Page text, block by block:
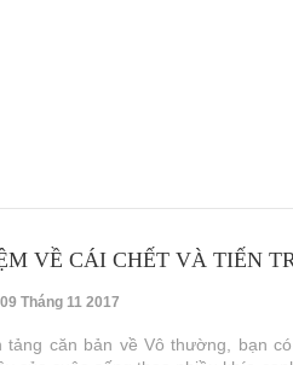
VỀ CÁI CHẾT VÀ TIẾN
09 Tháng 11 2017
tảng căn bản về Vô thường, bạn